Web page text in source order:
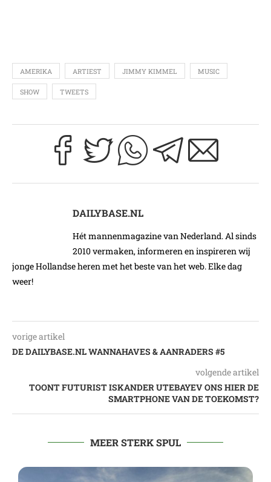
AMERIKA ARTIEST JIMMY KIMMEL MUSIC
SHOW TWEETS
DAILYBASE.NL
Hét mannenmagazine van Nederland. Al sinds
2010 vermaken, informeren en inspireren wij
jonge Hollandse heren met het beste van het web. Elke dag
weer!
vorige artikel
DE DAILYBASE.NL WANNAHAVES & AANRADERS #5
volgende artikel
TOONT FUTURIST ISKANDER UTEBAYEV ONS HIER DE
SMARTPHONE VAN DE TOEKOMST?
MEER STERK SPUL